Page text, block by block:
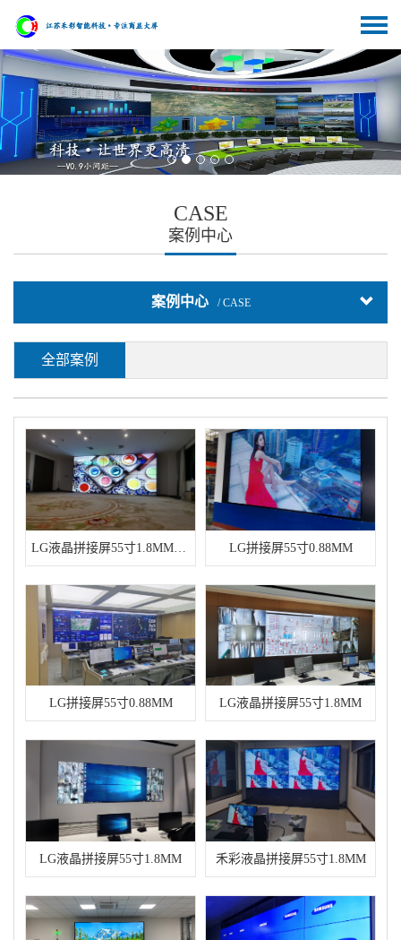
CASE
案例中心
案例中心 / CASE
全部案例
LG拼接屏55寸0.88MM
LG拼接屏55寸0.88MM LG液晶拼接屏55寸1.8MM
LG液晶拼接屏55寸1.8MM 禾彩液晶拼接屏55寸1.8MM